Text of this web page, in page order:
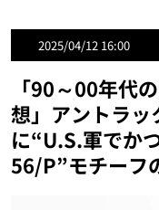
2025/04/12 16:00
「90～00年代
想」アントラッ
に“U.S.軍でか
56/P”モチーフ